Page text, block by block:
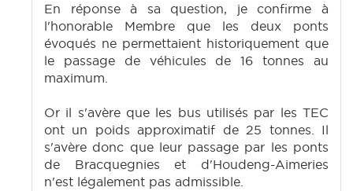
En réponse à sa question, je confirme à
l'honorable Membre que les deux ponts
évoqués ne permettaient historiquement que
le passage de véhicules de 16 tonnes au
maximum.
Or il s'avère que les bus utilisés par les TEC
ont un poids approximatif de 25 tonnes. Il
s'avère donc que leur passage par les ponts
de Bracquegnies et d'Houdeng-Aimeries
n'est légalement pas admissible.